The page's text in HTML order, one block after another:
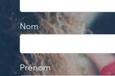
Nom
Prénom